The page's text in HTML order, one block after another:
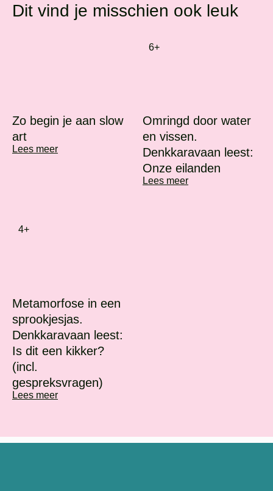
Dit vind je misschien ook leuk
Zo begin je aan slow
art
Lees meer
6+
Omringd door water
en vissen.
Denkkaravaan leest:
Onze eilanden
Lees meer
4+
Metamorfose in een
sprookjesjas.
Denkkaravaan leest:
Is dit een kikker?
(incl.
gespreksvragen)
Lees meer